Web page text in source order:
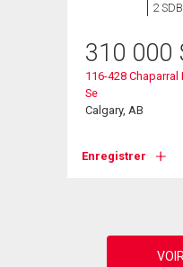
2 SDB
310 000
116-428 Chaparral
Se
Calgary, AB
Enregistrer